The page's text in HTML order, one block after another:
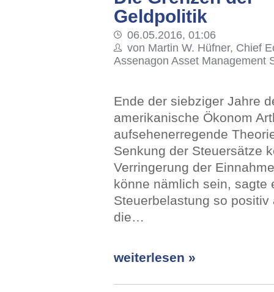
Geldpolitik
06.05.2016, 01:06
von Martin W. Hüfner, Chief
Assenagon Asset Management
Ende der siebziger Jahre
amerikanische Ökonom
aufsehenerregende
Senkung der Steuersätze
Verringerung der
könne nämlich sein, sagte
Steuerbelastung so
die…
weiterlesen »